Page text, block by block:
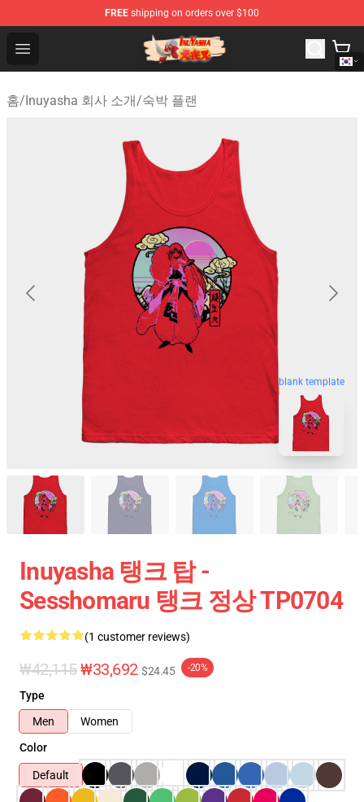
FREE shipping on orders over $100
Open menu
Inuyasha Store - Official Inuyasha Merchandise Shop
홈/Inuyasha 회사 소개/숙박 플랜
blank template
Inuyasha 탱크 탑 -
Sesshomaru 탱크 정상 TP0704
(1 customer reviews)
₩42,115₩33,692 $24.45 -20%
Type
Men
Women
Color
Default